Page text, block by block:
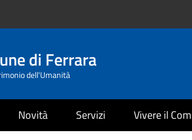
di Ferrara
dell'Umanità
Novità Servizi Vivere il